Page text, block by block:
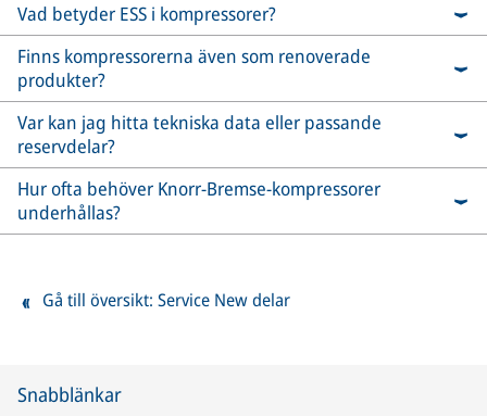
Vad betyder ESS i kompressorer?
Finns kompressorerna även som renoverade
produkter?
Var kan jag hitta tekniska data eller passande
reservdelar?
Hur ofta behöver Knorr-Bremse-kompressorer
underhållas?
Gå till översikt: Service New delar
Snabblänkar